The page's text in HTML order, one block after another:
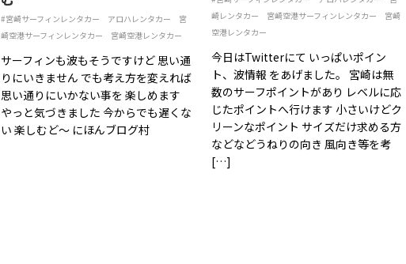
#宮崎サーフィンレンタカー アロハレンタカー
宮
崎空港サーフィンレンタカー
宮崎空港レンタカー
サーフィンも波もそうですけど 思い通
りにいきません でも考え方を変えれば
思い通りにいかない事を 楽しめます
やっと気づきました 今からでも遅くな
い 楽しむど〜 にほんブログ村
崎レンタカー
宮崎空港サーフィンレンタカー
宮崎
空港レンタカー
今日はTwitterにて いっぱいポイン
ト、波情報 をあげました。 宮崎は無
数のサーフポイントがあり レベルに応
じたポイントへ行けます 小さいけどク
リーンなポイント サイズだけ求める方
などなどうねりの向き 風向き等を考
[…]